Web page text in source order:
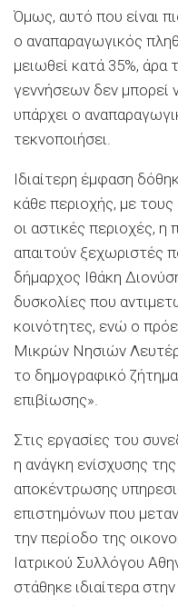
Όμως, αυτό που είναι
ο αναπαραγωγικός
μειωθεί κατά 35%, άρα
γεννήσεων δεν μπορεί
υπάρχει ο
τεκνοποιήσει.
Ιδιαίτερη έμφαση
κάθε περιοχής, με
οι αστικές περιοχές, η
απαιτούν ξεχωριστές
δήμαρχος Ιθάκη
δυσκολίες που
κοινότητες, ενώ ο
Μικρών Νησιών
το δημογραφικό
επιβίωσης».
Στις εργασίες του
η ανάγκη ενίσχυσης
αποκέντρωσης
επιστημόνων που
την περίοδο της
Ιατρικού Συλλόγου
στάθηκε ιδιαίτερα